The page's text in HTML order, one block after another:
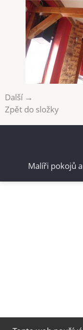
Další →
Zpět do složky
Malíři pokojů